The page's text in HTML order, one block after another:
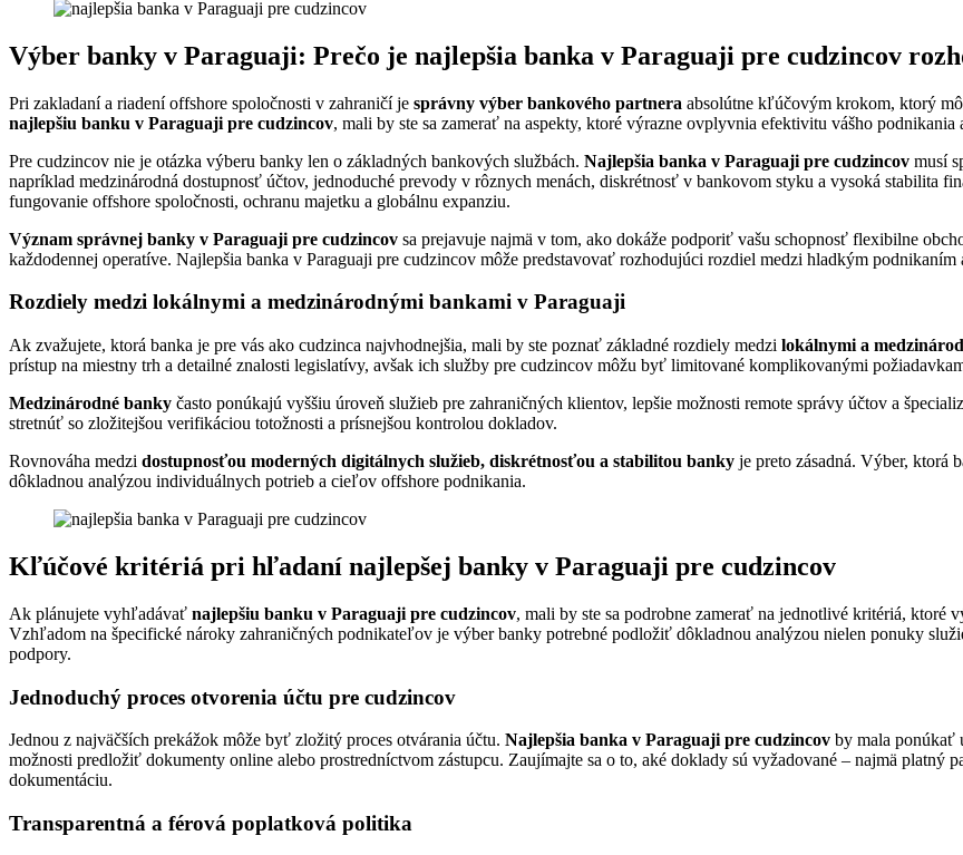
Výber banky v Paraguaji: Prečo je najlepšia banka v Paraguaji pre cudzincov
Pri zakladaní a riadení offshore spoločnosti v zahraničí je správny výber bankového partnera absolútne kľúčovým krokom, ktorý
najlepšiu banku v Paraguaji pre cudzincov, mali by ste sa zamerať na aspekty, ktoré výrazne ovplyvnia efektivitu vášho
Pre cudzincov nie je otázka výberu banky len o základných bankových službách. Najlepšia banka v Paraguaji pre cudzincov musí
napríklad medzinárodná dostupnosť účtov, jednoduché prevody v rôznych menách, diskrétnosť v bankovom styku a vysoká stabilita
fungovanie offshore spoločnosti, ochranu majetku a globálnu expanziu.
Význam správnej banky v Paraguaji pre cudzincov sa prejavuje najmä v tom, ako dokáže podporiť vašu schopnosť flexibilne
každodennej operatíve. Najlepšia banka v Paraguaji pre cudzincov môže predstavovať rozhodujúci rozdiel medzi hladkým
Rozdiely medzi lokálnymi a medzinárodnými bankami v Paraguaji
Ak zvažujete, ktorá banka je pre vás ako cudzinca najvhodnejšia, mali by ste poznať základné rozdiely medzi lokálnymi a
prístup na miestny trh a detailné znalosti legislatívy, avšak ich služby pre cudzincov môžu byť limitované komplikovanými
Medzinárodné banky často ponúkajú vyššiu úroveň služieb pre zahraničných klientov, lepšie možnosti remote správy účtov a
stretnúť so zložitejšou verifikáciou totožnosti a prísnejšou kontrolou dokladov.
Rovnováha medzi dostupnosťou moderných digitálnych služieb, diskrétnosťou a stabilitou banky je preto zásadná. Výber, ktorá
dôkladnou analýzou individuálnych potrieb a cieľov offshore podnikania.
Kľúčové kritériá pri hľadaní najlepšej banky v Paraguaji pre cudzincov
Ak plánujete vyhľadávať najlepšiu banku v Paraguaji pre cudzincov, mali by ste sa podrobne zamerať na jednotlivé kritériá, ktoré
Vzhľadom na špecifické nároky zahraničných podnikateľov je výber banky potrebné podložiť dôkladnou analýzou nielen ponuky
podpory.
Jednoduchý proces otvorenia účtu pre cudzincov
Jednou z najväčších prekážok môže byť zložitý proces otvárania účtu. Najlepšia banka v Paraguaji pre cudzincov by mala ponúkať
možnosti predložiť dokumenty online alebo prostredníctvom zástupcu. Zaujímajte sa o to, aké doklady sú vyžadované – najmä platný
dokumentáciu.
Transparentná a férová poplatková politika